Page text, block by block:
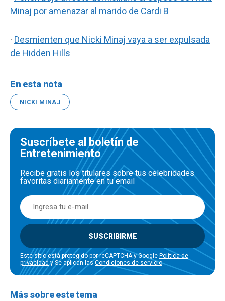
Minaj por amenazar al marido de Cardi B
· Desmienten que Nicki Minaj vaya a ser expulsada
de Hidden Hills
En esta nota
NICKI MINAJ
Suscríbete al boletín de
Entretenimiento
Recibe gratis los titulares sobre tus celebridades
favoritas diariamente en tu email
SUSCRIBIRME
Este sitio está protegido por reCAPTCHA y Google Política de
privacidad y Se aplican lasCondiciones de servicio.
Más sobre este tema